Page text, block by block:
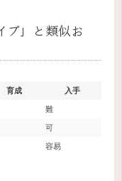
ブ」と類似お
育成 入手
難
可
容易